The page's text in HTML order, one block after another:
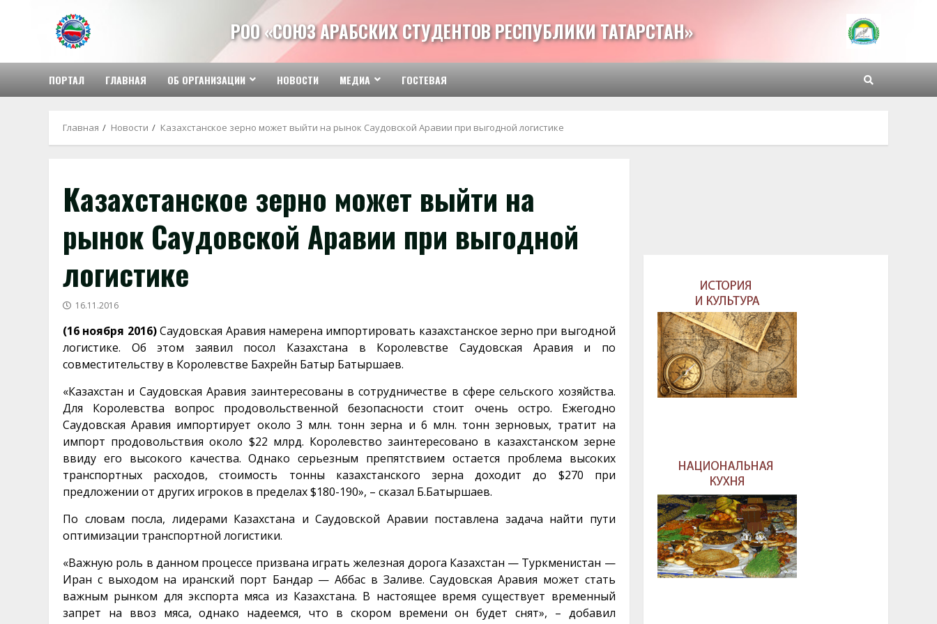
содержимому
РОО «СОЮЗ АРАБСКИХ СТУДЕНТОВ РЕСПУБЛИКИ ТАТАРСТАН»
ПОРТАЛ ГЛАВНАЯ ОБ ОРГАНИЗАЦИИ НОВОСТИ МЕДИА ГОСТЕВАЯ
Главная Новости Казахстанское зерно может выйти на рынок Саудовской Аравии при выгодной логистике
Казахстанское зерно может выйти на
рынок Саудовской Аравии при выгодной
логистике
16.11.2016
(16 ноября 2016)Саудовская Аравия намерена импортировать казахстанское зерно при выгодной
логистике. Об этом заявил посол Казахстана в Королевстве Саудовская Аравия и по
совместительству в Королевстве Бахрейн Батыр Батыршаев.
«Казахстан и Саудовская Аравия заинтересованы в сотрудничестве в сфере сельского хозяйства.
Для Королевства вопрос продовольственной безопасности стоит очень остро. Ежегодно
Саудовская Аравия импортирует около 3 млн. тонн зерна и 6 млн. тонн зерновых, тратит на
импорт продовольствия около $22 млрд. Королевство заинтересовано в казахстанском зерне
ввиду его высокого качества. Однако серьезным препятствием остается проблема высоких
транспортных расходов, стоимость тонны казахстанского зерна доходит до $270 при
предложении от других игроков в пределах $180-190», – сказал Б.Батыршаев.
По словам посла, лидерами Казахстана и Саудовской Аравии поставлена задача найти пути
оптимизации транспортной логистики.
«Важную роль в данном процессе призвана играть железная дорога Казахстан — Туркменистан —
Иран с выходом на иранский порт Бандар — Аббас в Заливе. Саудовская Аравия может стать
важным рынком для экспорта мяса из Казахстана. В настоящее время существует временный
запрет на ввоз мяса, однако надеемся, что в скором времени он будет снят», – добавил